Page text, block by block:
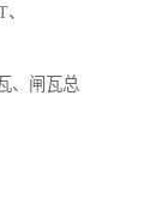
、闸瓦总